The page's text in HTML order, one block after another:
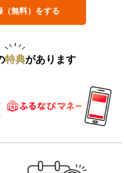
（無料）をする
特典があります